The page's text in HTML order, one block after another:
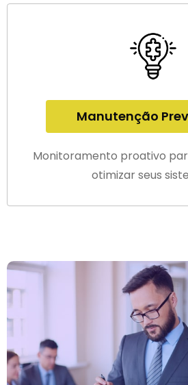
Manutenção
Monitoramento proativo
otimizar seus